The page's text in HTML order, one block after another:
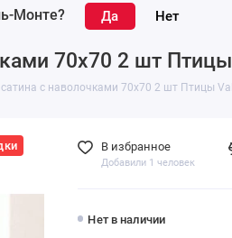
Монте?
70х70 2 шт
с наволочками 70х70 2 шт Птицы
Нет в наличии
В избранное
Добавили 1 человек